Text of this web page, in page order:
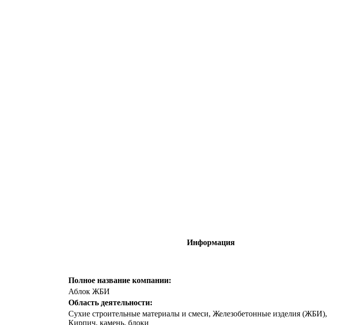
Информация
Полное название компании:
Аблок ЖБИ
Область деятельности:
Сухие строительные материалы и смеси, Железобетонные изделия (ЖБИ),
Кирпич, камень, блоки